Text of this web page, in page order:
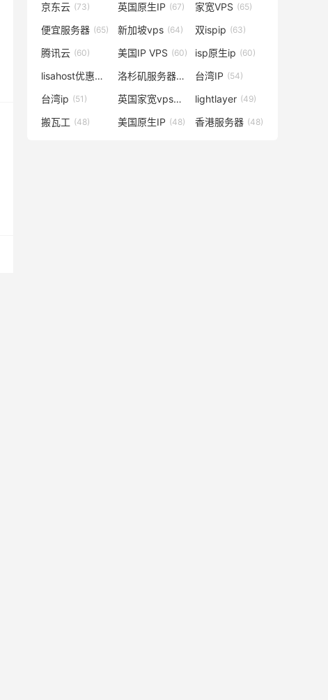
京东云 (73) 英国原生IP (67) 家宽VPS (65)
便宜服务器 (65) 新加坡vps (64) 双ispip (63)
腾讯云 (60) 美国IP VPS (60) isp原生ip (60)
lisahost优惠码 (59) 洛杉矶服务器(57) 台湾IP (54)
台湾ip (51) 英国家宽vps(50) lightlayer (49)
搬瓦工 (48) 美国原生IP (48) 香港服务器 (48)